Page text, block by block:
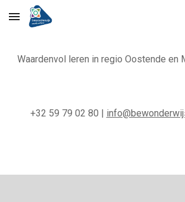
Skip to main content
Waardenvol leren in regio Oostende en
+32 59 79 02 80 |